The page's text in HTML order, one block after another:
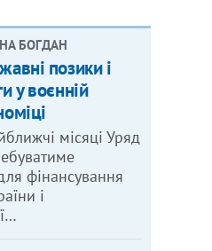
БОГДАН
позики і
у воєнній
місяці Уряд
фінансування
і